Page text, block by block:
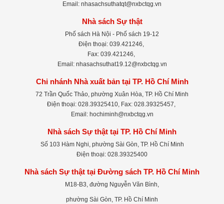
Email: nhasachsuthatqt@nxbctqg.vn
Nhà sách Sự thật
Phố sách Hà Nội - Phố sách 19-12
Điện thoại: 039.421246,
Fax: 039.421246,
Email: nhasachsuthat19.12@nxbctqg.vn
Chi nhánh Nhà xuất bản tại TP. Hồ Chí Minh
72 Trần Quốc Thảo, phường Xuân Hòa, TP. Hồ Chí Minh
Điện thoại: 028.39325410, Fax: 028.39325457,
Email: hochiminh@nxbctqg.vn
Nhà sách Sự thật tại TP. Hồ Chí Minh
Số 103 Hàm Nghi, phường Sài Gòn, TP. Hồ Chí Minh
Điện thoại: 028.39325400
Nhà sách Sự thật tại Đường sách TP. Hồ Chí Minh
M18-B3, đường Nguyễn Văn Bình,
phường Sài Gòn, TP. Hồ Chí Minh